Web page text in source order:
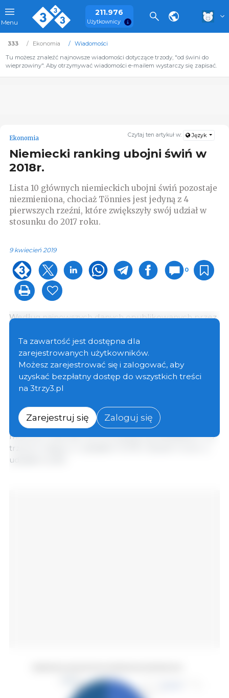
Menu
211.976
Użytkownicy
333 Ekonomia
Wiadomości
Tu możesz znaleźć najnowsze wiadomości dotyczące trzody, "od świni do
wieprzowiny". Aby otrzymywać wiadomości e-mailem wystarczy się zapisać.
Czytaj ten artykuł w: Język
Ekonomia
Niemiecki ranking ubojni świń w
2018r.
Lista 10 głównych niemieckich ubojni świń pozostaje
niezmieniona, chociaż Tönnies jest jedyną z 4
pierwszych rzeźni, które zwiększyły swój udział w
stosunku do 2017 roku.
9 kwiecień 2019
0
Według najnowszych danych opublikowanych przez
Niemiec (ISN) w sprawie rankingu głównych
niemieckich ubojni w 2018 r. Tönnies pozostaje na
pierwszym miejscu, zwiększając swój udział w
stosunku do 2017 r., z 28,7% do 29,3% .
osiągając 14,1% (14,7% w 2017 r. I 14,9% w 2016 r.) i
ograniczając uboje o prawie pół miliona świń. Ubito 8
milionów zwierząt. Za nimi plasuje się Westfleisch, na
trzecim miejscu, z udziałem 13,7% i Danish Crown, z
udziałem 6,2%.
Ta zawartość jest dostępna dla
zarejestrowanych użytkowników.
Możesz zarejestrować się i zalogować, aby
uzyskać bezpłatny dostęp do wszystkich treści
na 3trzy3.pl
Zarejestruj się Zaloguj się